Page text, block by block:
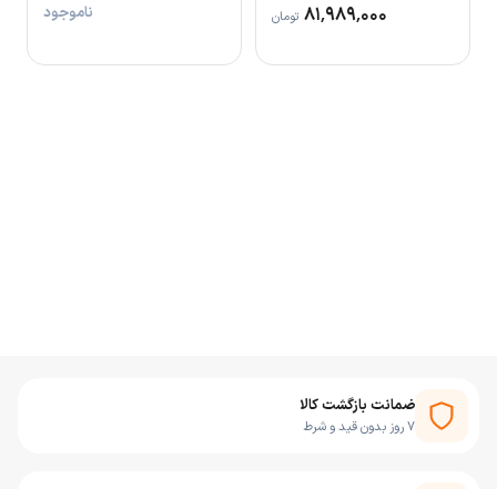
۸۱٬۹۸۹٬۰۰۰ تومان ناموجود
ضمانت بازگشت کالا
۷ روز بدون قید و شرط